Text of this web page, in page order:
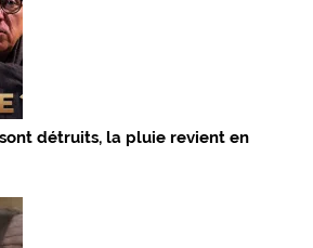
détruits, la pluie revient en